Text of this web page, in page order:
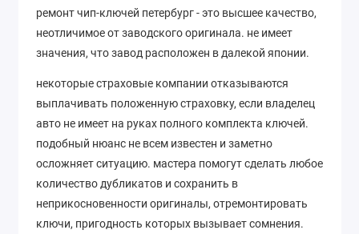
ремонт чип-ключей петербург - это высшее качество,
неотличимое от заводского оригинала. не имеет
значения, что завод расположен в далекой японии.
некоторые страховые компании отказываются
выплачивать положенную страховку, если владелец
авто не имеет на руках полного комплекта ключей.
подобный нюанс не всем известен и заметно
осложняет ситуацию. мастера помогут сделать любое
количество дубликатов и сохранить в
неприкосновенности оригиналы, отремонтировать
ключи, пригодность которых вызывает сомнения.